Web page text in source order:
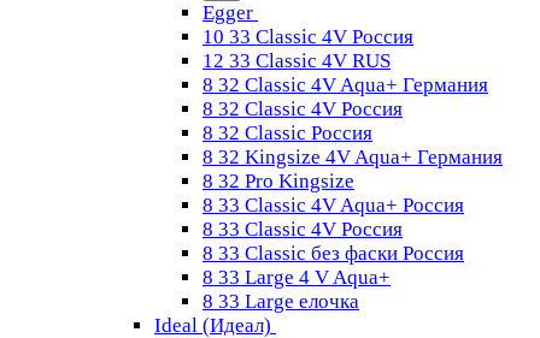
Egger
10 33 Classic 4V Россия
12 33 Classic 4V RUS
8 32 Classic 4V Aqua+ Германия
8 32 Classic 4V Россия
8 32 Classic Россия
8 32 Kingsize 4V Aqua+ Германия
8 32 Pro Kingsize
8 33 Classic 4V Aqua+ Россия
8 33 Classic 4V Россия
8 33 Classic без фаски Россия
8 33 Large 4 V Aqua+
8 33 Large елочка
Ideal (Идеал)